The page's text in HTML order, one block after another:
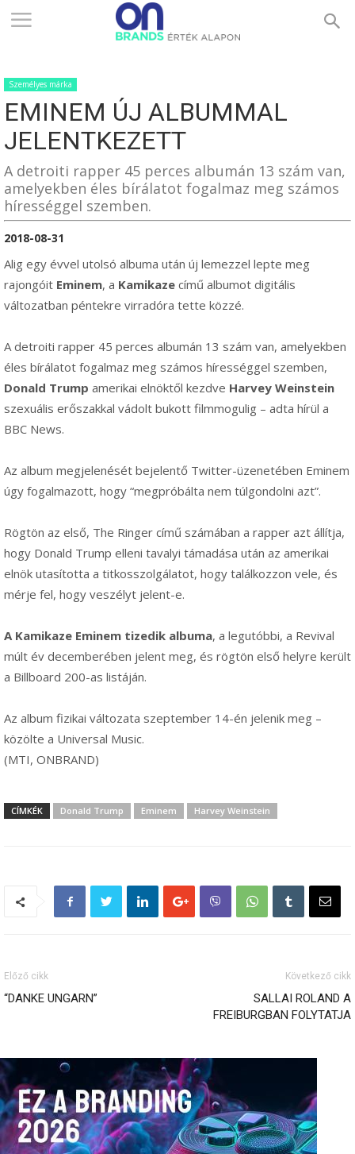
ONBRANDS
–
ALAPON
Személyes márka
EMINEM ÚJ ALBUMMAL
JELENTKEZETT
A detroiti rapper 45 perces albumán 13 szám van,
amelyekben éles bírálatot fogalmaz meg számos
hírességgel szemben.
2018-08-31
Alig egy évvel utolsó albuma után új lemezzel lepte meg
rajongóit Eminem, a Kamikaze című albumot digitális
változatban péntekre virradóra tette közzé.
A detroiti rapper 45 perces albumán 13 szám van, amelyekben
éles bírálatot fogalmaz meg számos hírességgel szemben,
Donald Trump amerikai elnöktől kezdve Harvey Weinstein
szexuális erőszakkal vádolt bukott filmmogulig – adta hírül a
BBC News.
Az album megjelenését bejelentő Twitter-üzenetében Eminem
úgy fogalmazott, hogy “megpróbálta nem túlgondolni azt”.
Rögtön az első, The Ringer című számában a rapper azt állítja,
hogy Donald Trump elleni tavalyi támadása után az amerikai
elnök utasította a titkosszolgálatot, hogy találkozzon vele, és
mérje fel, hogy veszélyt jelent-e.
A Kamikaze Eminem tizedik albuma, a legutóbbi, a Revival
múlt év decemberében jelent meg, és rögtön első helyre került
a Billboard 200-as listáján.
Az album fizikai változata szeptember 14-én jelenik meg –
közölte a Universal Music.
(MTI, ONBRAND)
CÍMKÉK Donald Trump Eminem Harvey Weinstein
Előző cikk
“DANKE UNGARN”
Következő cikk
SALLAI ROLAND A
FREIBURGBAN FOLYTATJA